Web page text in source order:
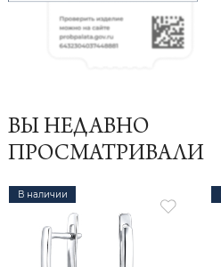
ВЫ НЕДАВНО
ПРОСМАТРИВАЛИ
В наличии